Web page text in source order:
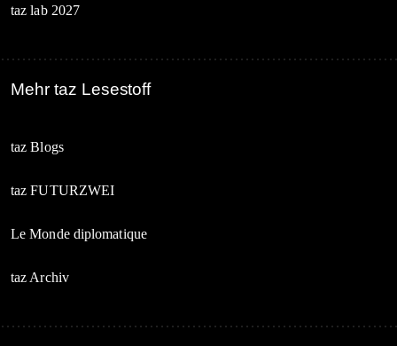
taz lab 2027
Mehr taz Lesestoff
taz Blogs
taz FUTURZWEI
Le Monde diplomatique
taz Archiv